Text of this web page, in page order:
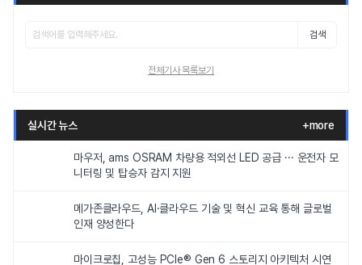
검색
전체기사 목록보기
실시간 뉴스 +more
마우저, ams OSRAM 차량용 적외선 LED 공급 ··· 운전자 모
니터링 및 탑승자 감지 지원
메가존클라우드, AI·클라우드 기술 및 혁신 교육 통해 글로벌
인재 양성한다
마이크로칩, 고성능 PCIe® Gen 6 스토리지 아키텍처 시연